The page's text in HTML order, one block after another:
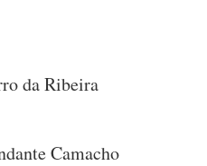
da Ribeira
Camacho